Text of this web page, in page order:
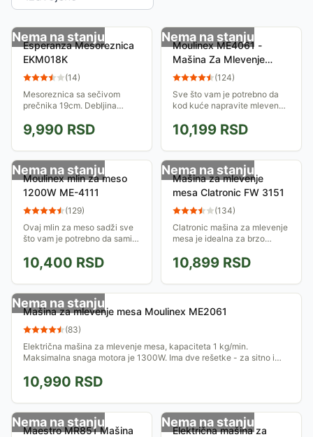
Nema na stanju
Esperanza Mesoreznica
EKM018K
(14)
Mesoreznica sa sečivom
prečnika 19cm. Debljina
Snaga ove mašine je 150W.
9,990 RSD
Nema na stanju
Moulinex ME4061 -
Mašina Za Mlevenje
Mesa
(124)
Sve što vam je potrebno da
kod kuće napravite mleveno
bez zaostalih parčića od
prošlog ili ko zna kog
mlevenja. Nominalna...
10,199 RSD
Nema na stanju
Moulinex mlin za meso
1200W ME-4111
(129)
Ovaj mlin za meso sadži sve
što vam je potrebno da sami
pljeskavice i kobasice od
mesa proverenog kvaliteta.
10,400 RSD
Nema na stanju
Mašina za mlevenje
mesa Clatronic FW 3151
(134)
Clatronic mašina za mlevenje
mesa je idealna za brzo
i za punjenje kobasica. Dolazi
sa tri čelična diska i nožem
od...
10,899 RSD
Nema na stanju
Mašina za mlevenje mesa Moulinex ME2061
(83)
Električna mašina za mlevenje mesa, kapaciteta 1 kg/min.
Maksimalna snaga motora je 1300W. Ima dve rešetke - za sitno i
10,990 RSD
Nema na stanju
Maestro MR851 Mašina
Nema na stanju
Električna mašina za